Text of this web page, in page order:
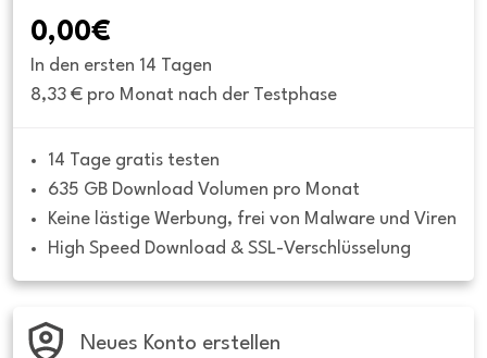
0,00€
In den ersten 14 Tagen
8,33 € pro Monat nach der Testphase
14 Tage gratis testen
635 GB Download Volumen pro Monat
Keine lästige Werbung, frei von Malware und Viren
High Speed Download & SSL-Verschlüsselung
Neues Konto erstellen